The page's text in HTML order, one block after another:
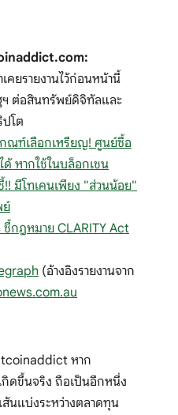
คยรายงานไว้ก่อนหน้านี้
ฯ ต่อสินทรัพย์ดิจิทัลและ
โต
ณฑ์เลือกเหรียญ! ศูนย์ซื้อ
ด้ หากใช้ในบล็อกเชน
มีโทเคนเพียง "ส่วนน้อย"
ย์
กฎหมาย CLARITY Act
(อ้างอิงรายงานจาก
หาก
ดขึ้นจริง ถือเป็นอีกหนึ่ง
นแบ่งระหว่างตลาดทุน